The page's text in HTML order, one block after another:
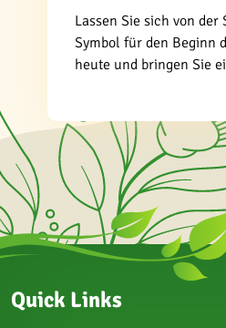
Lassen Sie sich von
Symbol für den Beginn
heute und bringen Sie
Quick Links